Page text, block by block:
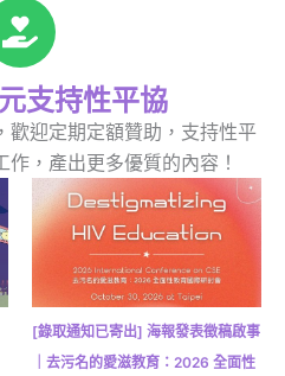
支持性平協
歡迎定期定額贊助，支持性平
，產出更多優質的內容！
[錄取通知已寄出] 海報發表徵稿啟事
｜去污名的愛滋教育：2026 全面性